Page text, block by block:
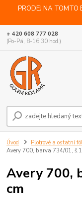
PRODEJ NA TOMTO
+ 420 608 777 028
(Po-Pá, 8-16:30 hod.)
Úvod Plotrové a ostatní
Avery 700, barva 734/01,
Avery 700,
cm